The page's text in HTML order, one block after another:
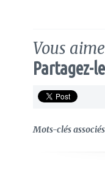
Vous
Partagez-
Mots-clés